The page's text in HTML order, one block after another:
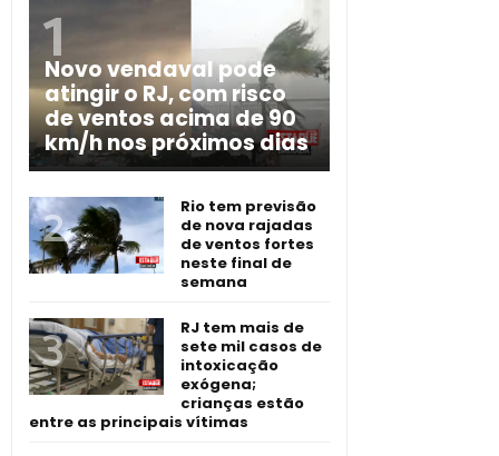
Novo vendaval pode
atingir o RJ, com risco
de ventos acima de 90
km/h nos próximos dias
Rio tem previsão
de nova rajadas
de ventos fortes
neste final de
semana
RJ tem mais de
sete mil casos de
intoxicação
exógena;
crianças estão
entre as principais vítimas